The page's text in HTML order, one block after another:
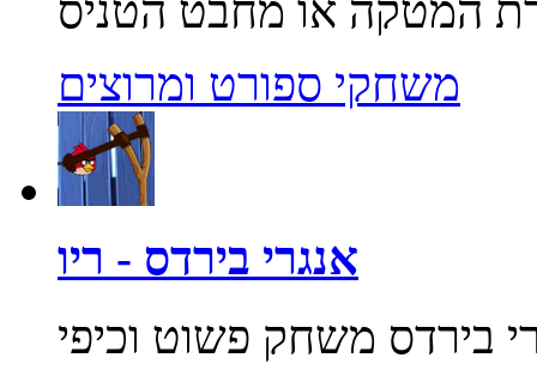
משחקי ספורט ומרוצים
אנגרי בירדס - ריו